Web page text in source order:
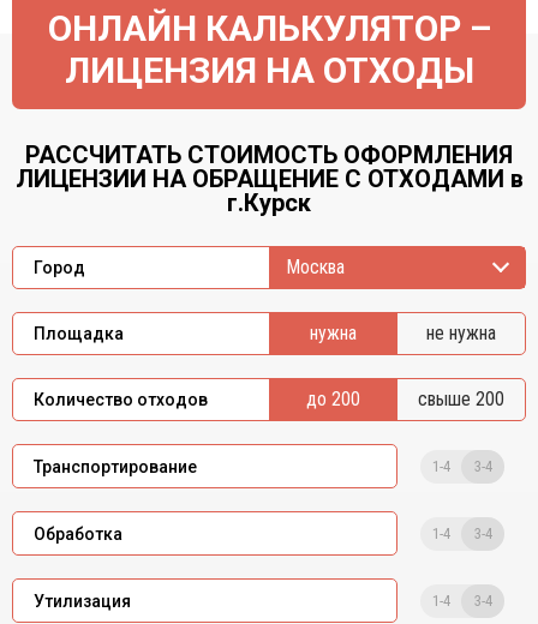
ОНЛАЙН КАЛЬКУЛЯТОР –
ЛИЦЕНЗИЯ НА ОТХОДЫ
РАССЧИТАТЬ СТОИМОСТЬ ОФОРМЛЕНИЯ
ЛИЦЕНЗИИ НА ОБРАЩЕНИЕ С ОТХОДАМИ в
г.Курск
Город Москва
Площадка нужна не нужна
Количество отходов до 200 свыше 200
Транспортирование 1-4 3-4
Обработка 1-4 3-4
Утилизация 1-4 3-4